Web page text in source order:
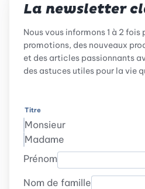
La newsletter
Nous vous informons 1 à 2 fois
promotions, des nouveaux
et des articles passionnants
des astuces utiles pour la vie
Titre
Monsieur
Madame
Prénom
Nom de famille